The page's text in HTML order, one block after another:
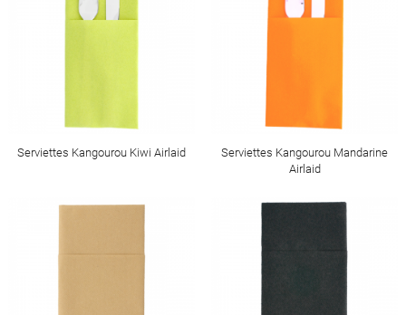
Serviettes Kangourou Kiwi Airlaid
Serviettes Kangourou Mandarine
Airlaid